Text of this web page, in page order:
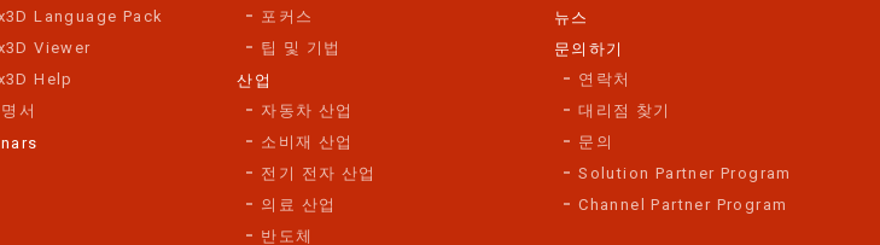
Language Pack
Viewer
Help
서
포커스
팁 및 기법
산업
자동차 산업
소비재 산업
전기 전자 산업
의료 산업
반도체
뉴스
문의하기
연락처
대리점 찾기
문의
Solution Partner Program
Channel Partner Program